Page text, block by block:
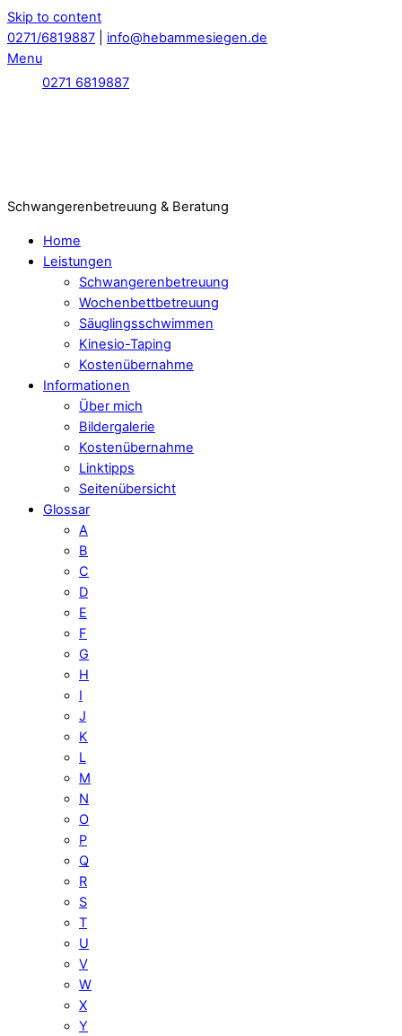
Skip to content
0271/6819887
info@hebammesiegen.de
Menu
0271 6819887
Schwangerenbetreuung & Beratung
Home
Leistungen
Schwangerenbetreuung
Wochenbettbetreuung
Säuglingsschwimmen
Kinesio-Taping
Kostenübernahme
Informationen
Über mich
Bildergalerie
Kostenübernahme
Linktipps
Seitenübersicht
Glossar
A
B
C
D
E
F
G
H
I
J
K
L
M
N
O
P
Q
R
S
T
U
V
W
X
Y